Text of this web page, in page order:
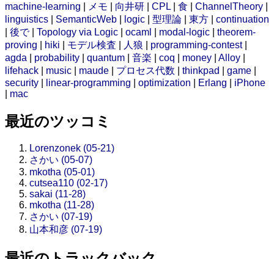
machine-learning
メモ 向井研 CPL 食 ChannelTheory
linguistics
SemanticWeb logic 型理論 東方
continuation
後で| Topology via Logic ocaml modal-logic
theorem-
proving
hiki モデル検査 人狼 programming-contest|
agda
probability quantum 音楽 coq money Alloy
lifehack
music maude プロセス代数 thinkpad game
security
linear-programming optimization Erlang
iPhone
mac
最近のツッコミ
Lorenzonek (05-21)
さかい (05-07)
mkotha (05-01)
cutsea110 (02-17)
sakai (11-28)
mkotha (11-28)
さかい (07-19)
山本和彦 (07-19)